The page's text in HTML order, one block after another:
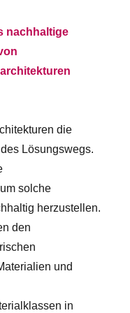
nachhaltige
die
Lösungswegs.
solche
herzustellen.
den
und
in